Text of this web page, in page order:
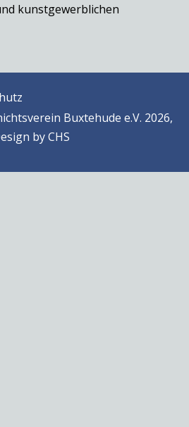
kunstgewerblichen
Buxtehude e.V. 2026,
byCHS